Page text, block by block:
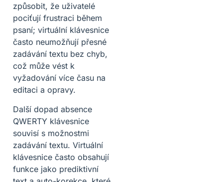
způsobit, že uživatelé
pociťují frustraci během
psaní; virtuální klávesnice
často neumožňují přesné
zadávání textu bez chyb,
což může vést k
vyžadování více času na
editaci a opravy.
Další dopad absence
QWERTY klávesnice
souvisí s možnostmi
zadávání textu. Virtuální
klávesnice často obsahují
funkce jako prediktivní